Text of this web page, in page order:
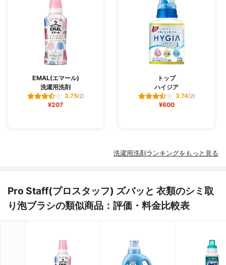
EMAL(エマール)
洗濯用洗剤
3.75(2)
¥207
トップ
ハイジア
3.74(2)
¥600
洗濯用洗剤ランキングをもっと見る
Pro Staff(プロスタッフ) ズバッと 衣類のシミ取
り泡ブラシの類似商品：評価・料金比較表